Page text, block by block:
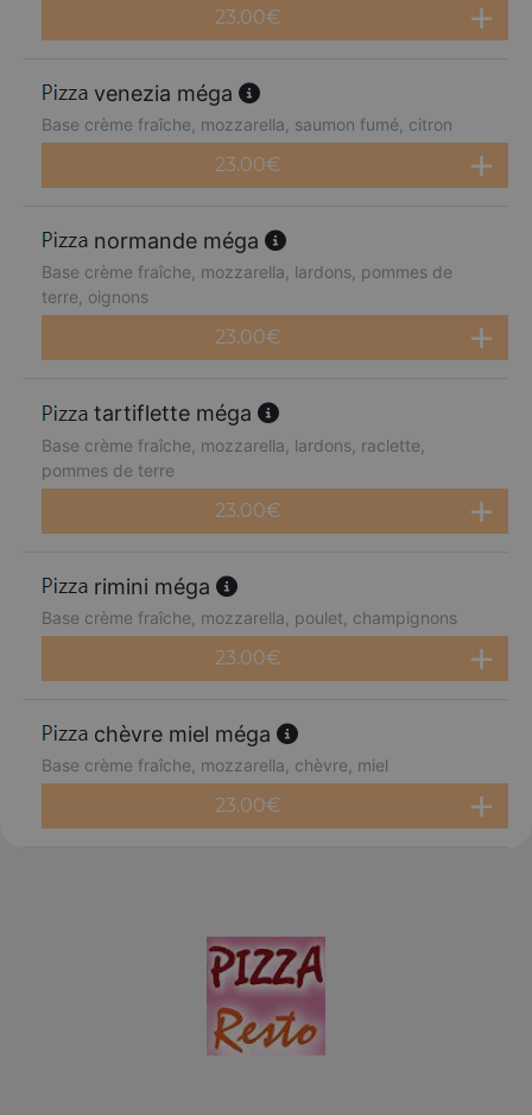
23.00€
venezia méga
Base crème fraîche, mozzarella, saumon fumé, citron
23.00€
normande méga
Base crème fraîche, mozzarella, lardons, pommes de
terre, oignons
23.00€
tartiflette méga
Base crème fraîche, mozzarella, lardons, raclette,
pommes de terre
23.00€
rimini méga
Base crème fraîche, mozzarella, poulet, champignons
23.00€
chèvre miel méga
Base crème fraîche, mozzarella, chèvre, miel
23.00€